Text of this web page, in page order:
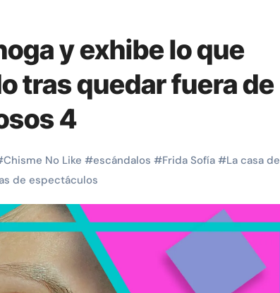
y exhibe lo que
tras quedar fuera de
4
Chisme No Like #escándalos #Frida Sofía #La casa de
de espectáculos